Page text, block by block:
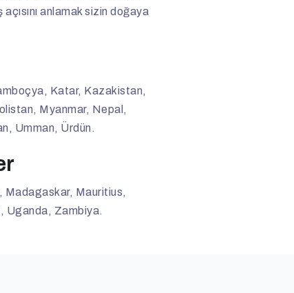
anlamak sizin doğaya
Katar, Kazakistan,
Myanmar, Nepal,
Umman, Ürdün.
Madagaskar, Mauritius,
Uganda, Zambiya.